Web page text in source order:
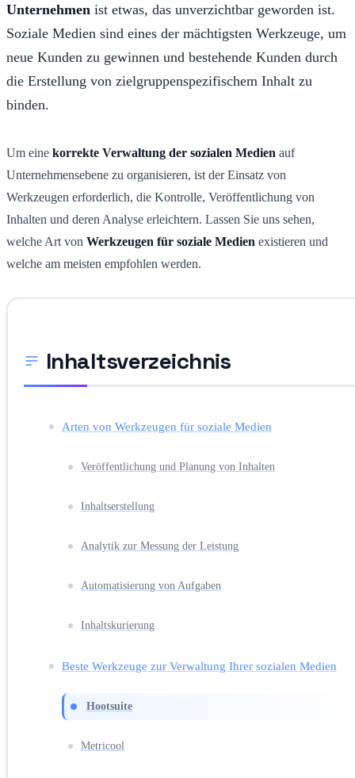
Unternehmen ist etwas, das unverzichtbar geworden ist.
Soziale Medien sind eines der mächtigsten Werkzeuge, um
neue Kunden zu gewinnen und bestehende Kunden durch
die Erstellung von zielgruppenspezifischem Inhalt zu
binden.
Um eine korrekte Verwaltung der sozialen Medien auf
Unternehmensebene zu organisieren, ist der Einsatz von
Werkzeugen erforderlich, die Kontrolle, Veröffentlichung von
Inhalten und deren Analyse erleichtern. Lassen Sie uns sehen,
welche Art von Werkzeugen für soziale Medien existieren und
welche am meisten empfohlen werden.
Inhaltsverzeichnis
Arten von Werkzeugen für soziale Medien
Veröffentlichung und Planung von Inhalten
Inhaltserstellung
Analytik zur Messung der Leistung
Automatisierung von Aufgaben
Inhaltskurierung
Beste Werkzeuge zur Verwaltung Ihrer sozialen Medien
Hootsuite
Metricool